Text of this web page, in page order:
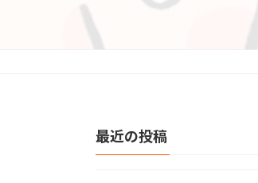
最近の投稿